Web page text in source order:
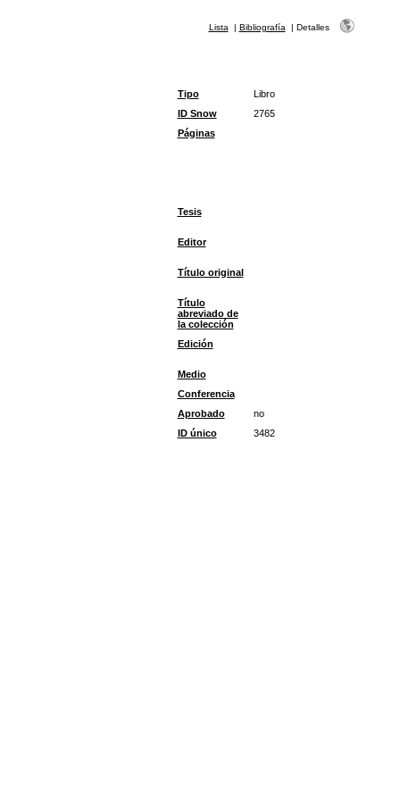
Lista | Bibliografía | Detalles
Tipo
Libro
ID Snow
2765
Páginas
Tesis
Editor
Título original
Título
abreviado de
la colección
Edición
Medio
Conferencia
Aprobado
no
ID único
3482